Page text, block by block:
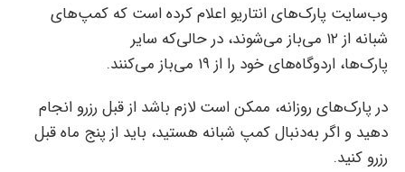
وب‌سایت پارک‌های انتاریو اعلام کرده است که کمپ‌های
شبانه از ۱۲ می‌باز می‌شوند، در حالی‌که سایر
پارک‌ها، اردوگاه‌های خود را از ۱۹ می‌باز می‌کنند.
در پارک‌های روزانه، ممکن است لازم باشد از قبل رزرو انجام
دهید و اگر به‌دنبال کمپ شبانه هستید، باید از پنج ماه قبل
رزرو کنید.